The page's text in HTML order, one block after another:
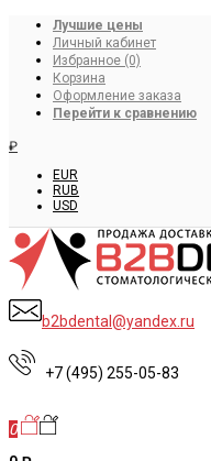
Лучшие цены
Личный кабинет
Избранное (0)
Корзина
Оформление заказа
Перейти к сравнению
₽
EUR
RUB
USD
b2bdental@yandex.ru
+7 (495) 255-05-83
0